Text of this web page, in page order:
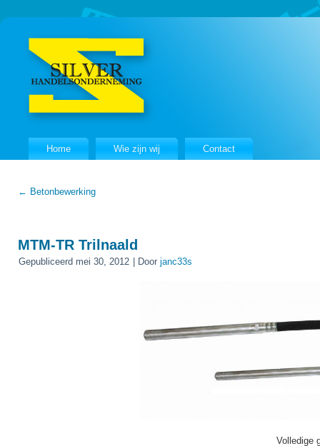
Home Wie zijn wij Contact
← Betonbewerking
MTM-TR Trilnaald
Gepubliceerd mei 30, 2012 Door janc33s
Volledige